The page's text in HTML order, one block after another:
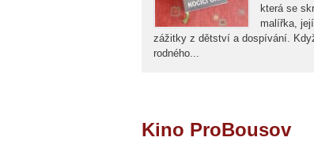
která se
malířka,
zážitky z dětství a dospívání.
rodného...
Kino ProBousov